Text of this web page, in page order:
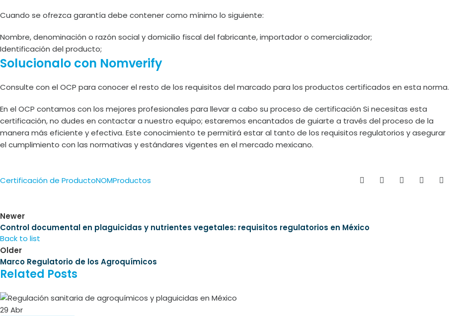
Cuando se ofrezca garantía debe contener como mínimo lo siguiente:
Nombre, denominación o razón social y domicilio fiscal del fabricante, importador o comercializador;
Identificación del producto;
Solucionalo con Nomverify
Consulte con el OCP para conocer el resto de los requisitos del marcado para los productos certificados en esta norma.
En el OCP contamos con los mejores profesionales para llevar a cabo su proceso de certificación Si necesitas esta
certificación, no dudes en contactar a nuestro equipo; estaremos encantados de guiarte a través del proceso de la
manera más eficiente y efectiva. Este conocimiento te permitirá estar al tanto de los requisitos regulatorios y asegurar
el cumplimiento con las normativas y estándares vigentes en el mercado mexicano.
Certificación de ProductoNOMProductos
Newer
Control documental en plaguicidas y nutrientes vegetales: requisitos regulatorios en México
Back to list
Older
Marco Regulatorio de los Agroquímicos
Related Posts
29 Abr